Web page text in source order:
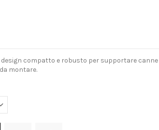
compatto e robusto per supportare canne
montare.